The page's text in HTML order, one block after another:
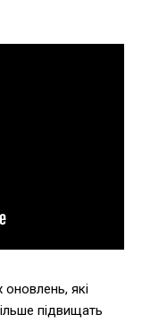
які
підвищать